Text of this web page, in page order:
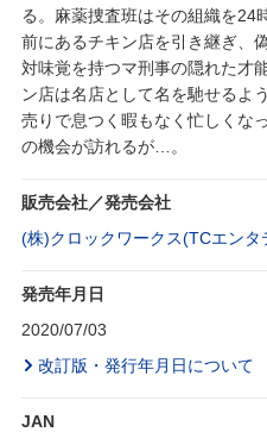
る。麻薬捜査班はその組織を24
前にあるチキン店を引き継ぎ、
対味覚を持つマ刑事の隠れた才
ン店は名店として名を馳せるよ
売りで息つく暇もなく忙しくな
の機会が訪れるが…。
販売会社／発売会社
(株)クロックワークス(TCエンタ
発売年月日
2020/07/03
改訂版・発行年月日について
JAN